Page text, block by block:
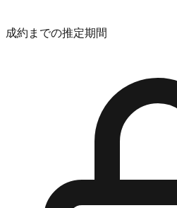
成約までの推定期間